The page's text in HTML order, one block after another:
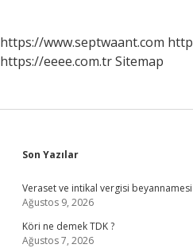
https://www.septwaant.com
https://eeee.com.trSitemap
Sidebar
Son Yazılar
Veraset ve intikal vergisi
Ağustos 9, 2026
Köri ne demek TDK ?
Ağustos 7, 2026